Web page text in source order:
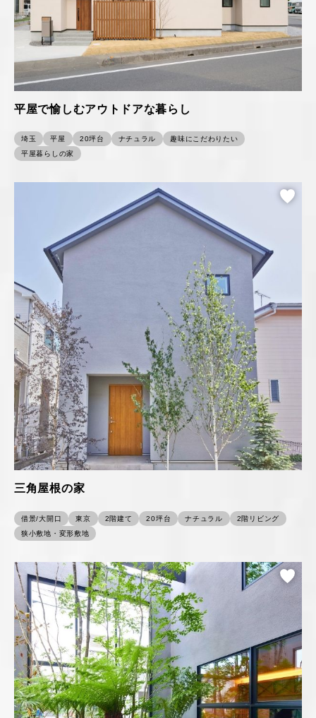
平屋で愉しむアウトドアな暮らし
埼玉 平屋 20坪台 ナチュラル
趣味にこだわりたい
平屋暮らしの家
三角屋根の家
借景/大開口 東京 2階建て 20坪台 ナチュラル
2階リビング
狭小敷地・変形敷地